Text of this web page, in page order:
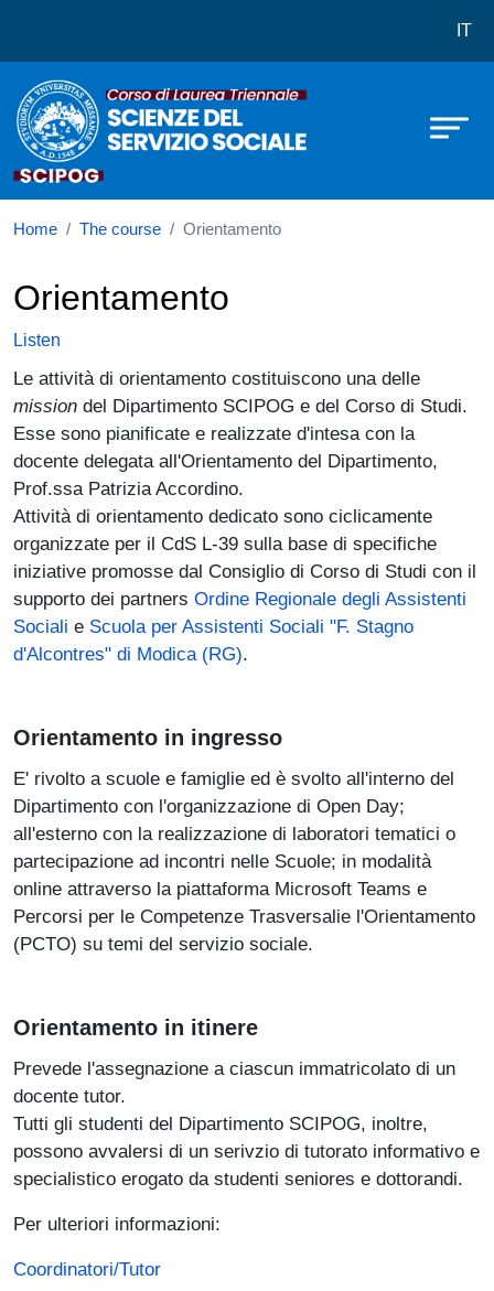
Corso di laurea in Scienze del IT
Home The course Orientamento
Orientamento
Listen
Le attività di orientamento costituiscono una delle
mission del Dipartimento SCIPOG e del Corso di Studi.
Esse sono pianificate e realizzate d'intesa con la
docente delegata all'Orientamento del Dipartimento,
Prof.ssa Patrizia Accordino.
Attività di orientamento dedicato sono ciclicamente
organizzate per il CdS L-39 sulla base di specifiche
iniziative promosse dal Consiglio di Corso di Studi con il
supporto dei partners Ordine Regionale degli Assistenti
Sociali e Scuola per Assistenti Sociali "F. Stagno
d'Alcontres" di Modica (RG).
Orientamento in ingresso
E' rivolto a scuole e famiglie ed è svolto all'interno del
Dipartimento con l'organizzazione di Open Day;
all'esterno con la realizzazione di laboratori tematici o
partecipazione ad incontri nelle Scuole; in modalità
online attraverso la piattaforma Microsoft Teams e
Percorsi per le Competenze Trasversalie l'Orientamento
(PCTO) su temi del servizio sociale.
Orientamento in itinere
Prevede l'assegnazione a ciascun immatricolato di un
docente tutor.
Tutti gli studenti del Dipartimento SCIPOG, inoltre,
possono avvalersi di un serivzio di tutorato informativo e
specialistico erogato da studenti seniores e dottorandi.
Per ulteriori informazioni:
Coordinatori/Tutor